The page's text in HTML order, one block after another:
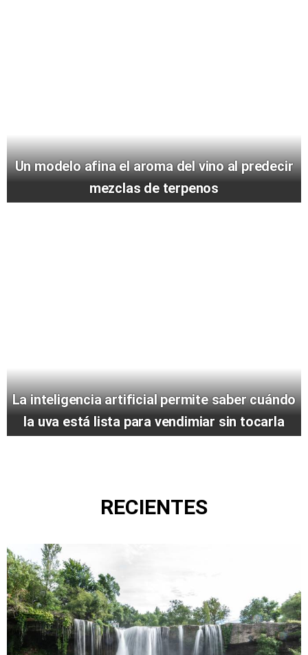
Un modelo afina el aroma del vino al predecir
mezclas de terpenos
La inteligencia artificial permite saber cuándo
la uva está lista para vendimiar sin tocarla
RECIENTES